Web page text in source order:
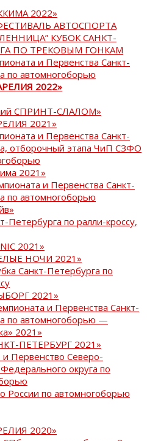
2022»
АВТОСПОРТА
КУБОК САНКТ-
ПО ТРЕКОВЫМ ГОНКАМ
и Первенства Санкт-
по автомногоборью
2022»
СПРИНТ-СЛАЛОМ»
2021»
и Первенства Санкт-
отборочный этапа ЧиП СЗФО
2021»
и Первенства Санкт-
по автомногоборью
Петербурга по ралли-кроссу,
2021»
НОЧИ 2021»
Санкт-Петербурга по
2021»
и Первенства Санкт-
по автомногоборью —
2021»
ПЕТЕРБУРГ 2021»
Первенство Северо-
округа по
России по автомногоборью
2020»